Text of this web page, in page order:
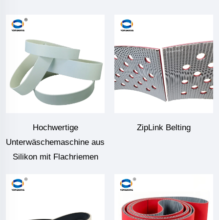
Hochwertige
Unterwäschemaschine aus
Silikon mit Flachriemen
ZipLink Belting